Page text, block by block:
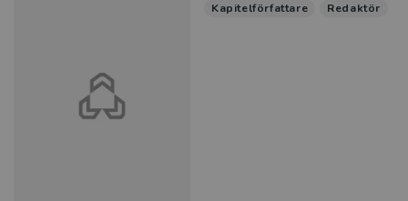
Kapitelförfattare Redaktör